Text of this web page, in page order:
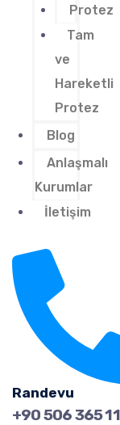
Protez
Tam
ve
Hareketli
Protez
Blog
Anlaşmalı
Kurumlar
İletişim
Randevu
+90 506 365